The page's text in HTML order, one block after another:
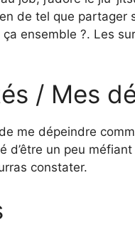
de tel que partager
ensemble ?. Les
/ Mes
me dépeindre
d’être un peu
constater.